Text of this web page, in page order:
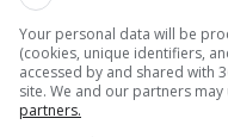
me klubin anglez.
Your personal data will be
(cookies, unique identifiers,
accessed by and shared with
site. We and our partners
partners.